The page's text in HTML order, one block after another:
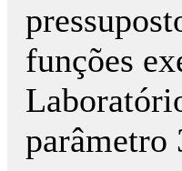
funções
parâmetro